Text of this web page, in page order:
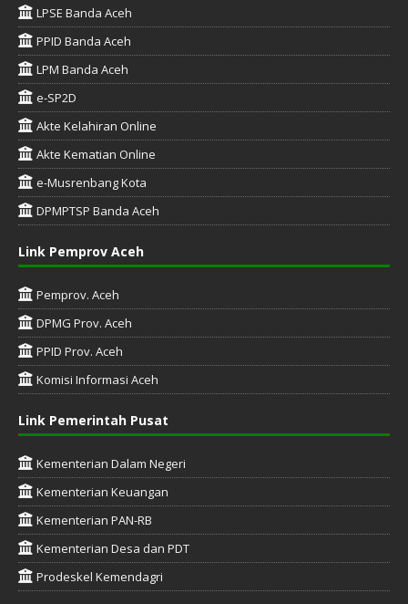
LPSE Banda Aceh
PPID Banda Aceh
LPM Banda Aceh
e-SP2D
Akte Kelahiran Online
Akte Kematian Online
e-Musrenbang Kota
DPMPTSP Banda Aceh
Link Pemprov Aceh
Pemprov. Aceh
DPMG Prov. Aceh
PPID Prov. Aceh
Komisi Informasi Aceh
Link Pemerintah Pusat
Kementerian Dalam Negeri
Kementerian Keuangan
Kementerian PAN-RB
Kementerian Desa dan PDT
Prodeskel Kemendagri